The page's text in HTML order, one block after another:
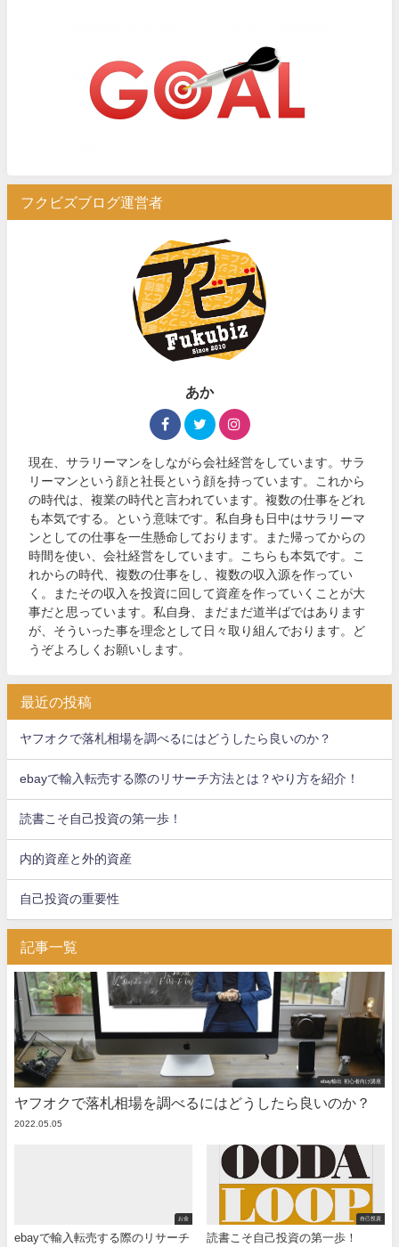
フクビズブログ運営者
あか
現在、サラリーマンをしながら会社経営をしています。サラ
リーマンという顔と社長という顔を持っています。これから
の時代は、複業の時代と言われています。複数の仕事をどれ
も本気でする。という意味です。私自身も日中はサラリーマ
ンとしての仕事を一生懸命しております。また帰ってからの
時間を使い、会社経営をしています。こちらも本気です。こ
れからの時代、複数の仕事をし、複数の収入源を作ってい
く。またその収入を投資に回して資産を作っていくことが大
事だと思っています。私自身、まだまだ道半ばではあります
が、そういった事を理念として日々取り組んでおります。ど
うぞよろしくお願いします。
最近の投稿
ヤフオクで落札相場を調べるにはどうしたら良いのか？
ebayで輸入転売する際のリサーチ方法とは？やり方を紹介！
読書こそ自己投資の第一歩！
内的資産と外的資産
自己投資の重要性
記事一覧
ebay輸出 初心者向け講座
ヤフオクで落札相場を調べるにはどうしたら良いのか？
2022.05.05
お金
ebayで輸入転売する際のリサーチ
自己投資
読書こそ自己投資の第一歩！